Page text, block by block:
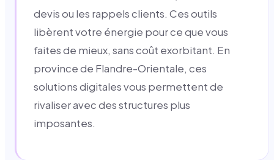
devis ou les rappels clients. Ces outils
libèrent votre énergie pour ce que vous
faites de mieux, sans coût exorbitant. En
province de Flandre-Orientale, ces
solutions digitales vous permettent de
rivaliser avec des structures plus
imposantes.